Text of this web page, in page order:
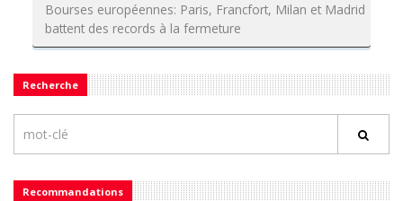
Bourses européennes: Paris, Francfort, Milan et Madrid
battent des records à la fermeture
Recherche
Recommandations